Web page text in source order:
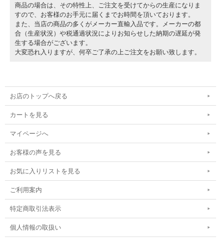
商品の場合は、その特性上、ご注文を受けてからの生産になりま
すので、お客様のお手元に届くまでお時間を頂いております。
また、当店の商品の多くがメーカー直輸入品です。メーカーの都
合（生産状況）や税通過状況によりお知らせした納期の遅延が発
生する場合がございます。
大変恐れ入りますが、何卒ご了承の上ご注文をお願い致します。
お店のトップへ戻る
カートを見る
マイページへ
お客様の声を見る
お気に入りリストを見る
ご利用案内
特定商取引法表示
個人情報の取扱い